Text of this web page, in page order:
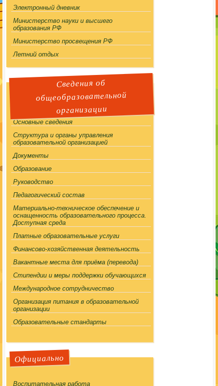
Электронный дневник
Министерство науки и высшего
образования РФ
Министерство просвещения РФ
Летний отдых
Сведения об
общеобразовательной
организации
Основные сведения
Структура и органы управления
образовательной организацией
Документы
Образование
Руководство
Педагогический состав
Материально-техническое обеспечение и
оснащенность образовательного процесса.
Доступная среда
Платные образовательные услуги
Финансово-хозяйственная деятельность
Вакантные места для приёма (перевода)
Стипендии и меры поддержки обучающихся
Международное сотрудничество
Организация питания в образовательной
организации
Образовательные стандарты
Официально
Воспитательная работа